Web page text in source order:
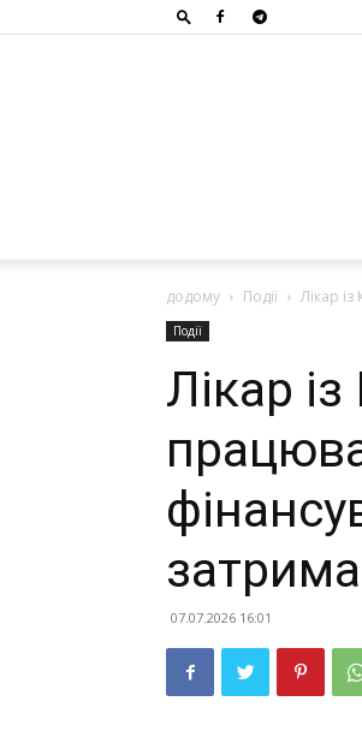
додому Події Лікар
Події
Лікар
07.07.2026 16:01